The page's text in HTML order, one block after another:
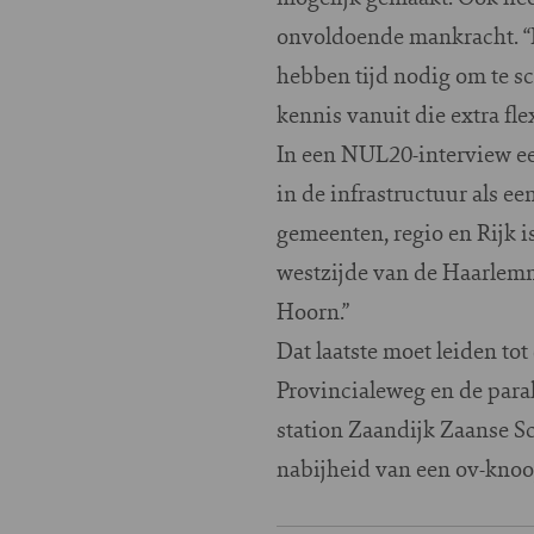
onvoldoende mankracht.
hebben tijd nodig om te
kennis vanuit die extra
In een NUL20-interview
in de infrastructuur als
gemeenten, regio en Rijk
westzijde van de
Hoorn.”
Dat laatste moet leiden
Provincialeweg en de
station Zaandijk Zaanse
nabijheid van een ov-